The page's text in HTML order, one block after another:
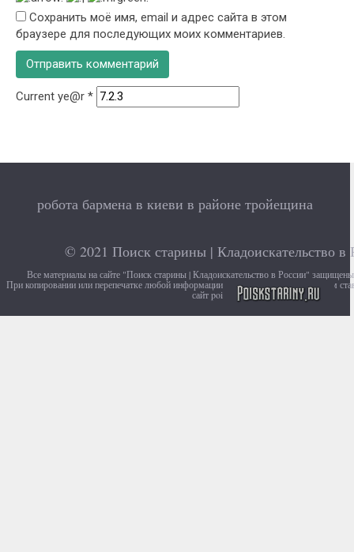
Сохранить моё имя, email и адрес сайта в этом
браузере для последующих моих комментариев.
Current ye@r *
робота бармена в киеви в районе тройещина
© 2021 Поиск старины | Кладоискательство в
Все материалы на сайте "Поиск старины | Кладоискательство в России"
При копировании или перепечатке любой информации с сайта, убедительно просим
сайт poiskstariny.ru